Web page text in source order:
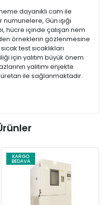
dayanıklı cam ile
Gün ışığı
hücre içinde çalışan nem
örneklerin gözlenmesine
test sıcaklıkları
için yalıtım büyük önem
yalıtımı enjekte
ile sağlanmaktadır.
KARGO
BEDAVA